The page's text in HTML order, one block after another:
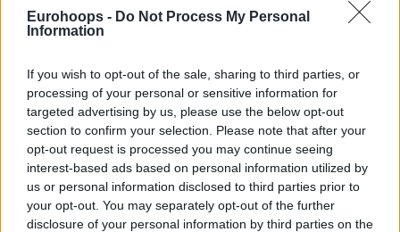
Eurohoops - Do Not Process My Personal
Information
If you wish to opt-out of the sale, sharing to third parties, or
processing of your personal or sensitive information for
targeted advertising by us, please use the below opt-out
section to confirm your selection. Please note that after your
opt-out request is processed you may continue seeing
interest-based ads based on personal information utilized by
us or personal information disclosed to third parties prior to
your opt-out. You may separately opt-out of the further
disclosure of your personal information by third parties on the
Καννελόπουλος 3 (1), Ραλλάτος 7 (1), Κοντόγιωργας
(1), Διαμαντόπουλος 12 (2/5 τρ., 10 ρ.), Κουκουνιάς 5 (1),
Βαρδιάνος 14 (4), Μανσαράι, Δορκοφίκης, Παπαδούλης 5
(1), Μπάρμπας, Βογιατζής 14, Καμπούρης
ΔΟΥΚΑΣ-ΚΑΒΑΛΑ 87-65
Διαιτητές: Αναστόπουλος Α.-Δημόπουλος-Νάστος
Δεκάλεπτα: 20-17, 41-27, 63-50, 87-65
Δούκας (Τζήμας): Παπαμακάριος 9 (3), Καυκής,